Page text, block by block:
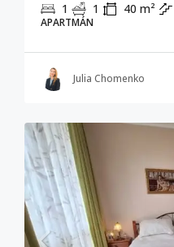
1 1 40 m²
APARTMÁN
Julia Chomenko